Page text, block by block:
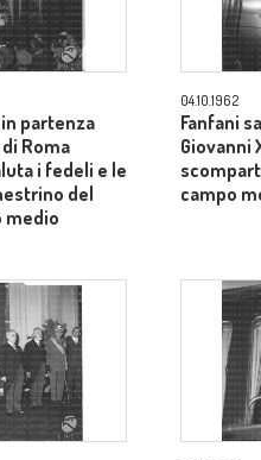
in partenza
Roma
i fedeli e le
del
medio
04.10.1962
Fanfani
Giovanni
campo